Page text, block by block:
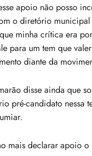
apoio não posso
o diretório municipal
minha crítica era
para um tem que
diante da
disse ainda que
pré-candidato nessa
mais declarar apoio o